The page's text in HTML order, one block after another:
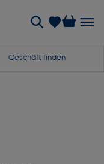
Geschäft finden